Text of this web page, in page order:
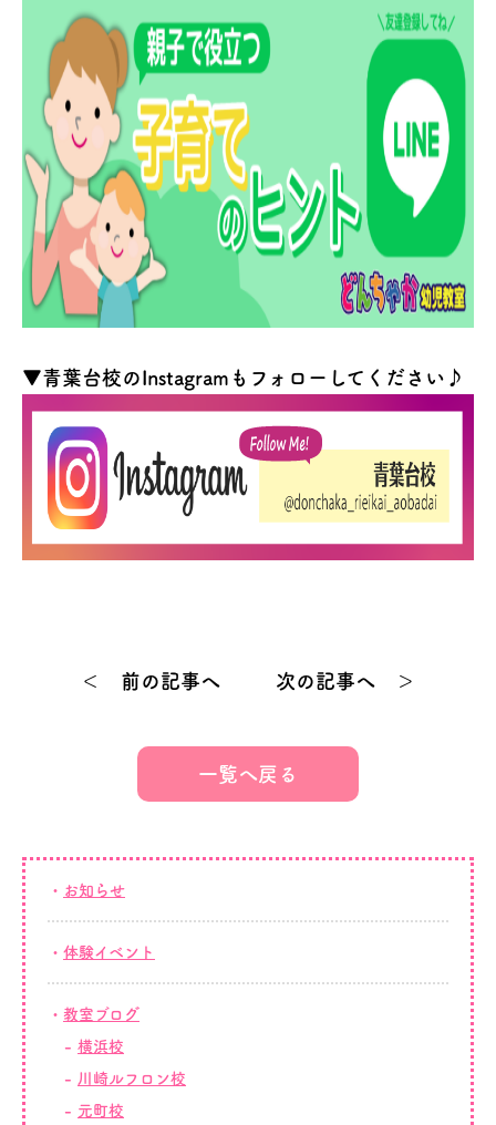
▼青葉台校のInstagramもフォローしてください♪
＜ 前の記事へ 次の記事へ ＞
一覧へ戻る
お知らせ
体験イベント
教室ブログ
横浜校
川崎ルフロン校
元町校